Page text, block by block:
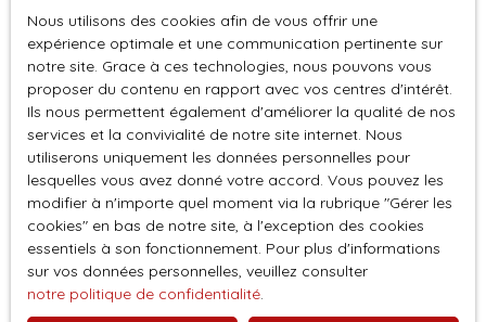
Christophe Caselles
Conseiller immobilier
Nous utilisons des cookies afin de vous offrir une
expérience optimale et une communication pertinente sur
notre site. Grace à ces technologies, nous pouvons vous
proposer du contenu en rapport avec vos centres d'intérêt.
Ils nous permettent également d'améliorer la qualité de nos
services et la convivialité de notre site internet. Nous
utiliserons uniquement les données personnelles pour
lesquelles vous avez donné votre accord. Vous pouvez les
modifier à n'importe quel moment via la rubrique ″Gérer les
cookies″ en bas de notre site, à l'exception des cookies
essentiels à son fonctionnement. Pour plus d'informations
sur vos données personnelles, veuillez consulter
notre politique de confidentialité.